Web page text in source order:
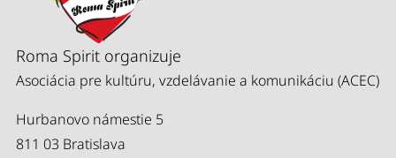
Roma Spirit organizuje
Asociácia pre kultúru, vzdelávanie a komunikáciu (ACEC)
Hurbanovo námestie 5
811 03 Bratislava